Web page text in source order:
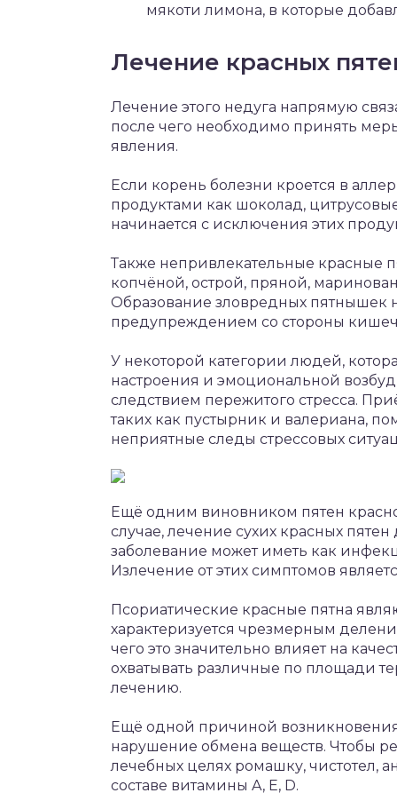
мякоти лимона, в которые
Лечение красных
Лечение этого недуга напрямую
после чего необходимо принять
явления.
Если корень болезни кроется в
продуктами как шоколад,
начинается с исключения этих
Также непривлекательные красные
копчёной, острой, пряной,
Образование зловредных пятнышек
предупреждением со стороны
У некоторой категории людей,
настроения и эмоциональной
следствием пережитого стресса.
таких как пустырник и валериана,
неприятные следы стрессовых
Ещё одним виновником пятен
случае, лечение сухих красных
заболевание может иметь как
Излечение от этих симптомов
Псориатические красные пятна
характеризуется чрезмерным
чего это значительно влияет на
охватывать различные по площади
лечению.
Ещё одной причиной возникновения
нарушение обмена веществ. Чтобы
лечебных целях ромашку, чистотел,
составе витамины A, E, D.